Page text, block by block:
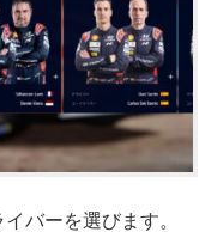
バーを選びます。